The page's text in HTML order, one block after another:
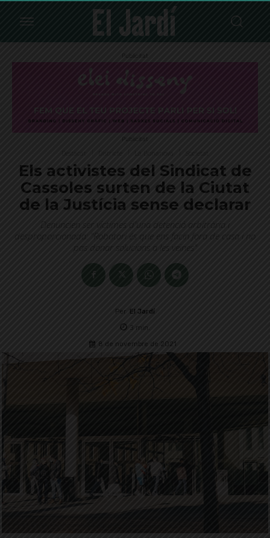
Publicitat
Publicitat
Els activistes del Sindicat de
Cassoles surten de la Ciutat
de la Justícia sense declarar
Denuncien ser víctimes d'una detenció arbitrària i
desproporcionada: "Robatori és que ens facin fora de casa i no
pas donar solucions a les veïnes"
Per El Jardí
3 min.
8 de novembre de 2021